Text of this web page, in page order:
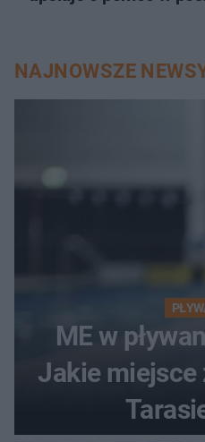
NAJNOWSZE
ME w
Jakie miejsce